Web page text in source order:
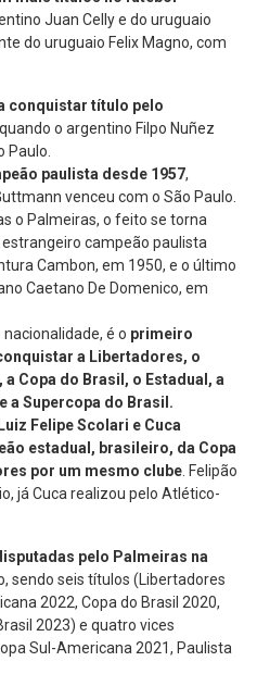
Juan Celly e do uruguaio
do uruguaio Felix Magno, com
conquistar título pelo
o argentino Filpo Nuñez
Paulo.
paulista desde 1957,
venceu com o São Paulo.
o Palmeiras, o feito se torna
campeão paulista
Cambon, em 1950, e o último
Caetano De Domenico, em
é o primeiro
a Libertadores, o
Copa do Brasil, o Estadual, a
a Supercopa do Brasil.
Felipe Scolari e Cuca
estadual, brasileiro, da Copa
por um mesmo clube . Felipão
já Cuca realizou pelo Atlético-
pelo Palmeiras na
sendo seis títulos (Libertadores
2022, Copa do Brasil 2020,
2023) e quatro vices
Sul-Americana 2021, Paulista